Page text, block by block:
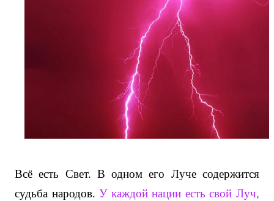
Всё есть Свет. В одном его Луче содержится
судьба народов.У каждой нации есть свой Луч,